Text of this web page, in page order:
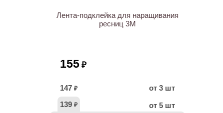
Лента-подклейка для наращивания
ресниц 3M
155 ₽
147 ₽
от 3 шт
139 ₽ от 5 шт